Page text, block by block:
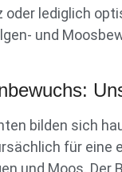
lediglich
und
bilden sich
für
und Moos.